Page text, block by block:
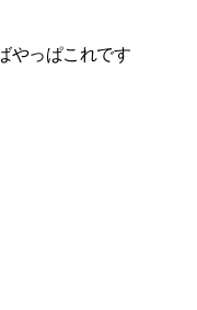
やっぱこれです